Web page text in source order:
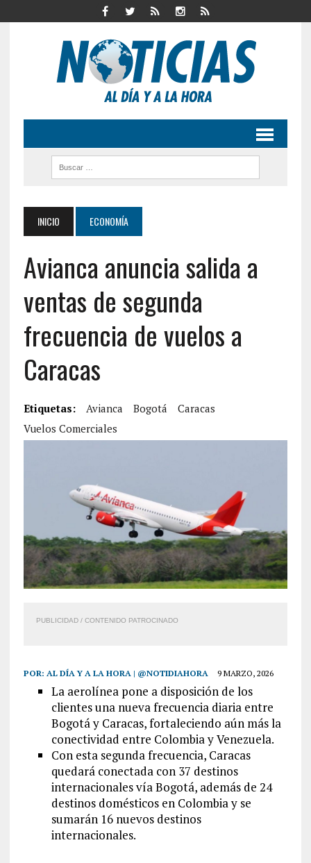
INICIO ECONOMÍA
Avianca anuncia salida a
ventas de segunda
frecuencia de vuelos a
Caracas
Etiquetas: Avianca Bogotá
Caracas
Vuelos Comerciales
PUBLICIDAD / CONTENIDO PATROCINADO
POR: AL DÍA Y A LA HORA | @NOTIDIAHORA 9 MARZO, 2026
La aerolínea pone a disposición de los
clientes una nueva frecuencia diaria entre
Bogotá y Caracas, fortaleciendo aún más la
conectividad entre Colombia y Venezuela.
Con esta segunda frecuencia, Caracas
quedará conectada con 37 destinos
internacionales vía Bogotá, además de 24
destinos domésticos en Colombia y se
sumarán 16 nuevos destinos
internacionales.